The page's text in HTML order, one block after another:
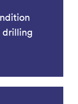
drilling